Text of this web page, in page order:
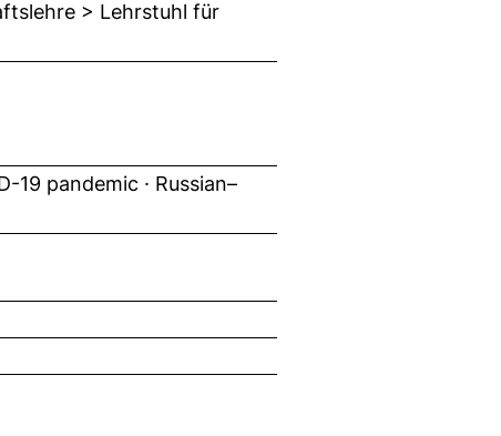
> Lehrstuhl für
19 pandemic · Russian–